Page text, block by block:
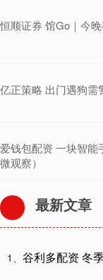
恒顺证券 馆Go｜今
亿正策略 出门遇狗需
爱钱包配资 一块智
微观察）
最新文章
1、 谷利多配资 冬